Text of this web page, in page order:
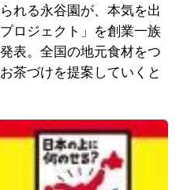
れる永谷園が、本気を出
ロジェクト」を創業一族
表。全国の地元食材をつ
茶づけを提案していくと